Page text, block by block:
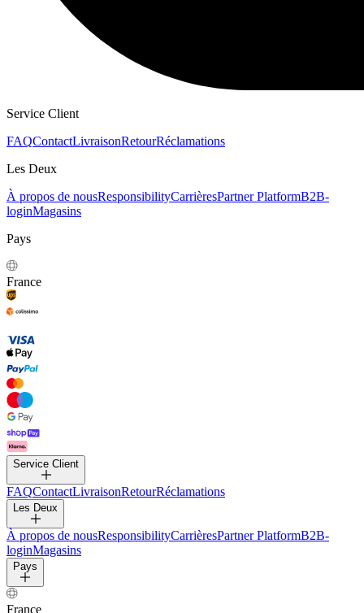
Service Client
FAQContactLivraisonRetourRéclamations
Les Deux
À propos de nousResponsibilityCarrièresPartner PlatformB2B-
loginMagasins
Pays
France
Service Client
FAQContactLivraisonRetourRéclamations
Les Deux
À propos de nousResponsibilityCarrièresPartner PlatformB2B-
loginMagasins
Pays
France